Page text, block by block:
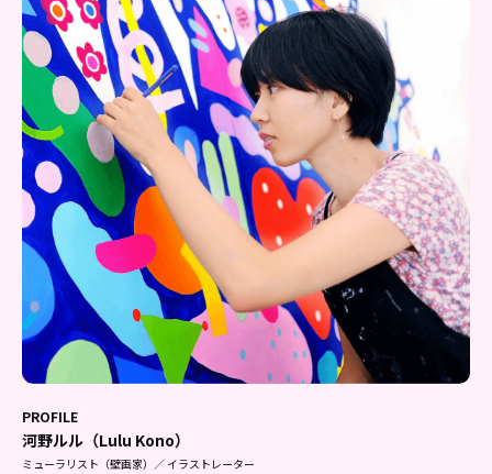
PROFILE
河野ルル（Lulu Kono）
ミューラリスト（壁画家）／ イラストレーター